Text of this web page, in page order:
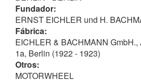
Fundador:
ERNST EICHLER und H.
Fábrica:
EICHLER & BACHMANN
1a, Berlin (1922 - 1923)
Otros:
MOTORWHEEL